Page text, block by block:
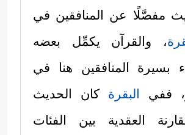
مفصَّلًا عن المنافقين في
، والقرآن يكمِّل بعضه
بسيرة المنافقين هنا في
ففي البقرة كان الحديث
العقدية بين الفئات